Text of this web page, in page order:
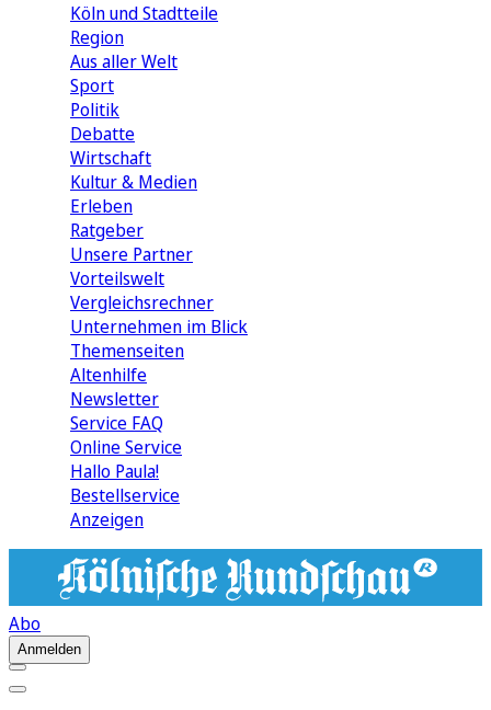
Köln und Stadtteile
Region
Aus aller Welt
Sport
Politik
Debatte
Wirtschaft
Kultur & Medien
Erleben
Ratgeber
Unsere Partner
Vorteilswelt
Vergleichsrechner
Unternehmen im Blick
Themenseiten
Altenhilfe
Newsletter
Service FAQ
Online Service
Hallo Paula!
Bestellservice
Anzeigen
Abo
Anmelden